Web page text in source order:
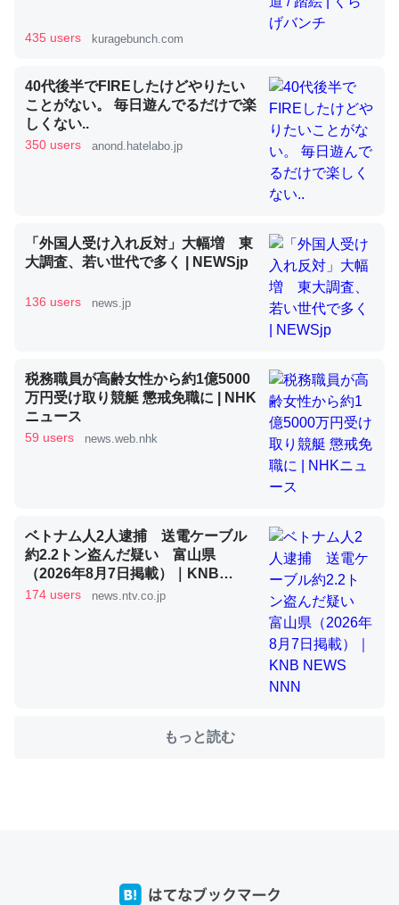
ど、短期記憶というには多い分量。進化すればするほど分
かりやすく強くなりそう
昆虫ってカルシウム少ないのか。知らんかった。調べたら
コオロギのカルシウム分はエビの600分の1程度。
利だから両方が拮抗してるのでは」とあって面白い。海に
いる鋏角類（カブトガニ・ウミグモ）はカルシウムを使わ
ずキチンを強化してる筈だが、酵素が違うのか？
─ニュース :: 【研究発表】昆虫学の大問題＝「昆虫はなぜ海にいな
これを元に考えるとカルシウムを大量に使う脊椎動物と貝
類は苦労してるんだな…。腹足類だと殻を無くしてナメク
─ニュース :: 【研究発表】昆虫学の大問題＝「昆虫はなぜ海にいな
435 users kuragebunch.com
40代後半でFIREしたけどやりたい
ことがない。 毎日遊んでるだけで楽
しくない..
350 users anond.hatelabo.jp
「外国人受け入れ反対」大幅増 東
大調査、若い世代で多く | NEWSjp
136 users news.jp
税務職員が高齢女性から約1億5000
万円受け取り競艇 懲戒免職に | NHK
ニュース
59 users news.web.nhk
ベトナム人2人逮捕 送電ケーブル
約2.2トン盗んだ疑い 富山県
（2026年8月7日掲載）｜KNB
NEWS NNN
174 users news.ntv.co.jp
もっと読む